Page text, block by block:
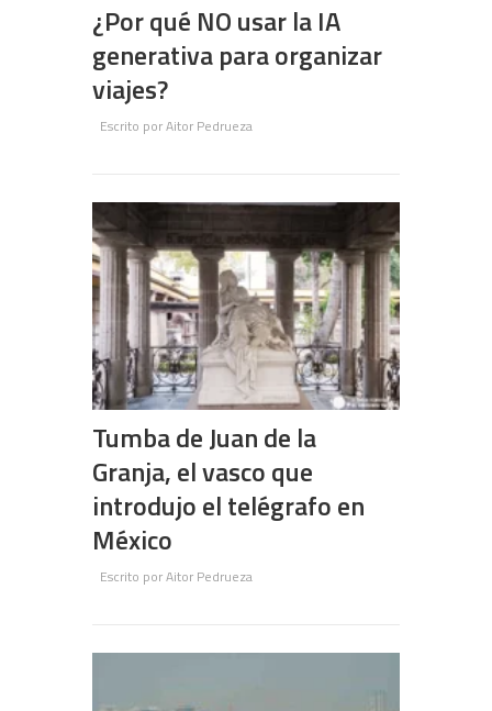
¿Por qué NO usar la IA
generativa para organizar
viajes?
Escrito porAitor Pedrueza
Tumba de Juan de la
Granja, el vasco que
introdujo el telégrafo en
México
Escrito porAitor Pedrueza